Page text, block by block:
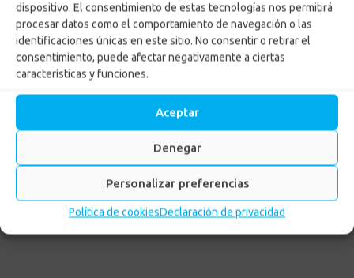
dispositivo. El consentimiento de estas tecnologías nos permitirá
procesar datos como el comportamiento de navegación o las
identificaciones únicas en este sitio. No consentir o retirar el
consentimiento, puede afectar negativamente a ciertas
características y funciones.
Aceptar
Denegar
Personalizar preferencias
Política de cookiesDeclaración de privacidad
Jornada de Empleabilidad
en la Agencia de Empleo
de Confa
Jornada de Empleabilidad en la Agencia de
Empleo de Confa